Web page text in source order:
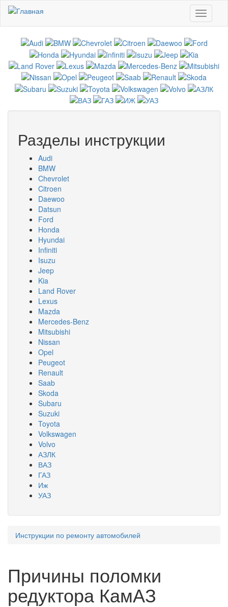
Перейти к основному содержанию
Toggle
Разделы инструкции
Audi
BMW
Chevrolet
Citroen
Daewoo
Datsun
Ford
Honda
Hyundai
Infiniti
Isuzu
Jeep
Kia
Land Rover
Lexus
Mazda
Mercedes-Benz
Mitsubishi
Nissan
Opel
Peugeot
Renault
Saab
Skoda
Subaru
Suzuki
Toyota
Volkswagen
Volvo
АЗЛК
ВАЗ
ГАЗ
Иж
УАЗ
Вы здесь
Инструкции по ремонту автомобилей
Причины поломки
редуктора КамАЗ